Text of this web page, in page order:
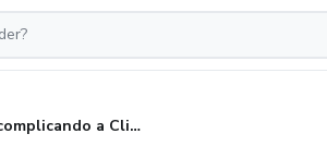
Descomplicando a Clickmagick